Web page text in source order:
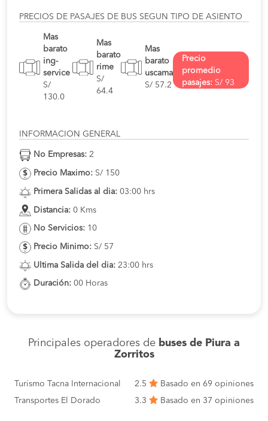
PRECIOS DE PASAJES DE BUS SEGUN TIPO DE ASIENTO
Mas
barato
ing-
service
S/
130.0
Mas
barato
rime
S/
64.4
Mas
barato
uscama
S/ 57.2
Precio
promedio
pasajes:S/ 93
INFORMACION GENERAL
No Empresas: 2
Precio Maximo: S/ 150
Primera Salidas al dia: 03:00 hrs
Distancia: 0 Kms
No Servicios: 10
Precio Minimo: S/ 57
Ultima Salida del dia: 23:00 hrs
Duración: 00 Horas
Principales operadores de buses de Piura a
Zorritos
Turismo Tacna Internacional 2.5
Basado en 69 opiniones
Transportes El Dorado
3.3 Basado en 37 opiniones